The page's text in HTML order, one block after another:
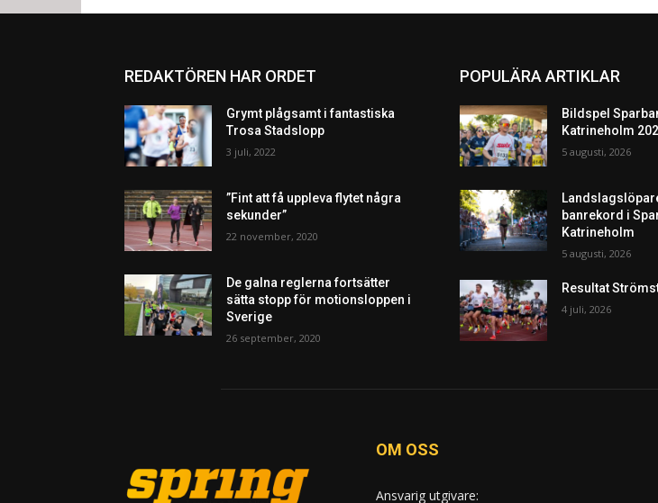
REDAKTÖREN HAR ORDET
Grymt plågsamt i fantastiska
Trosa Stadslopp
3 juli, 2022
”Fint att få uppleva flytet några
sekunder”
22 november, 2020
De galna reglerna fortsätter
sätta stopp för motionsloppen i
Sverige
26 september, 2020
POPULÄRA ARTIKLAR
Bildspel
Katrineholm
5 augusti, 2026
banrekord i
Katrineholm
5 augusti, 2026
Resultat
4 juli, 2026
OM OSS
Ansvarig utgivare: